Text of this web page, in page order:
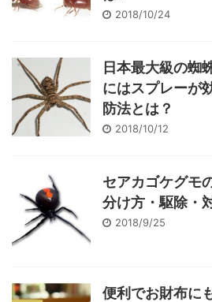
2018/10/24
日本最大級の蜘
にはスプレーが
防法とは？
2018/10/12
セアカゴケグモ
分け方・駆除・
2018/9/25
便利でお財布に